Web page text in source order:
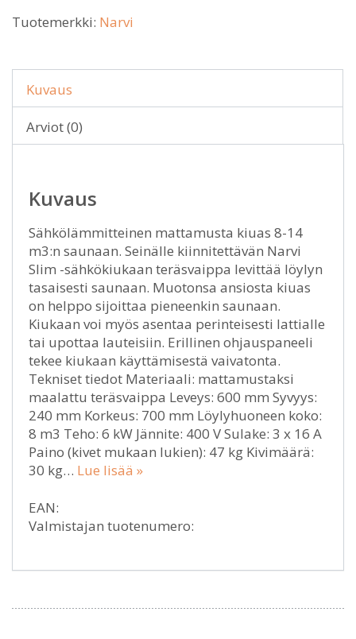
Tuotemerkki: Narvi
Kuvaus
Arviot (0)
Kuvaus
Sähkölämmitteinen mattamusta kiuas 8-14
m3:n saunaan. Seinälle kiinnitettävän Narvi
Slim -sähkökiukaan teräsvaippa levittää löylyn
tasaisesti saunaan. Muotonsa ansiosta kiuas
on helppo sijoittaa pieneenkin saunaan.
Kiukaan voi myös asentaa perinteisesti lattialle
tai upottaa lauteisiin. Erillinen ohjauspaneeli
tekee kiukaan käyttämisestä vaivatonta.
Tekniset tiedot Materiaali: mattamustaksi
maalattu teräsvaippa Leveys: 600 mm Syvyys:
240 mm Korkeus: 700 mm Löylyhuoneen koko:
8 m3 Teho: 6 kW Jännite: 400 V Sulake: 3 x 16 A
Paino (kivet mukaan lukien): 47 kg Kivimäärä:
30 kg… Lue lisää »
EAN:
Valmistajan tuotenumero: